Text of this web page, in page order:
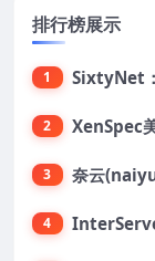
排行榜展示
1
2
3
4